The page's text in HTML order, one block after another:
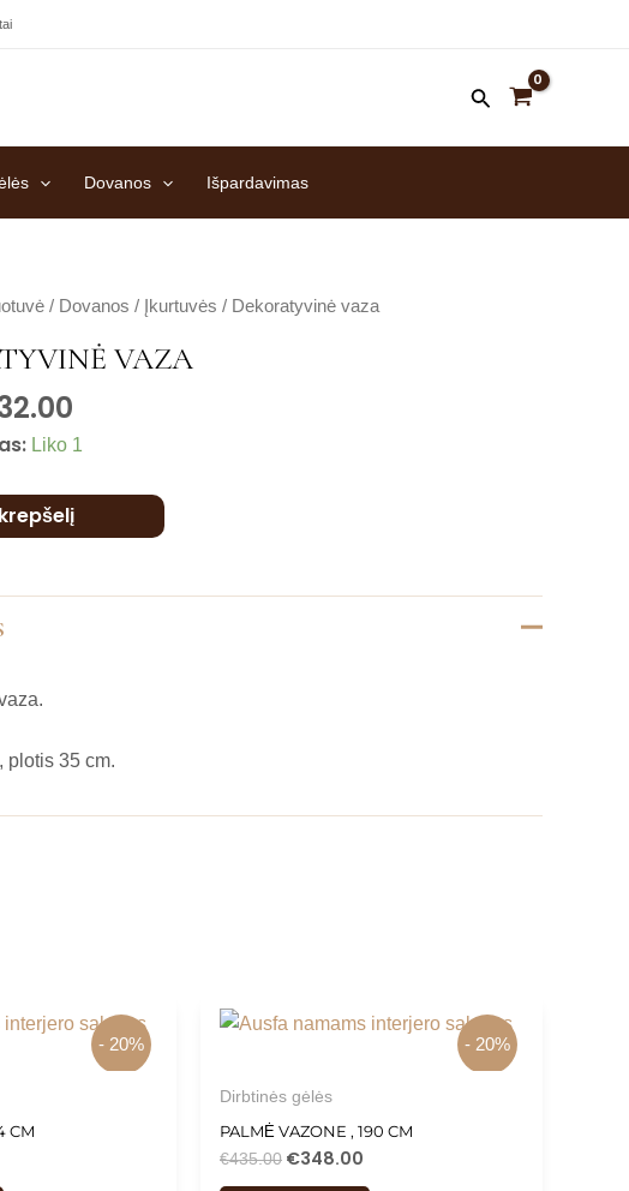
Dovanos Išpardavimas
/ Dovanos / Įkurtuvės / Dekoratyvinė vaza
VAZA
Liko 1
plotis 35 cm.
- 20%
CM
- 20%
Dirbtinės gėlės
PALMĖ VAZONE , 190 CM
€435.00 €348.00